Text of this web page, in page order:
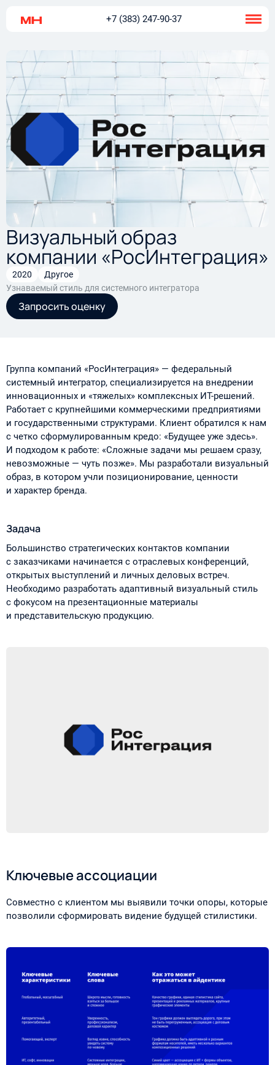
+7 (383) 247-90-37
Визуальный образ
компании «РосИнтеграция»
Узнаваемый стиль для системного интегратора
Запросить оценку
2020 Другое
Группа компаний «РосИнтеграция» — федеральный
системный интегратор, специализируется на внедрении
инновационных и «тяжелых» комплексных ИТ-решений.
Работает с крупнейшими коммерческими предприятиями
и государственными структурами. Клиент обратился к нам
с четко сформулированным кредо: «Будущее уже здесь».
И подходом к работе: «Сложные задачи мы решаем сразу,
невозможные — чуть позже». Мы разработали визуальный
образ, в котором учли позиционирование, ценности
и характер бренда.
Задача
Большинство стратегических контактов компании
с заказчиками начинается с отраслевых конференций,
открытых выступлений и личных деловых встреч.
Необходимо разработать адаптивный визуальный стиль
с фокусом на презентационные материалы
и представительскую продукцию.
Ключевые ассоциации
Совместно с клиентом мы выявили точки опоры, которые
позволили сформировать видение будущей стилистики.